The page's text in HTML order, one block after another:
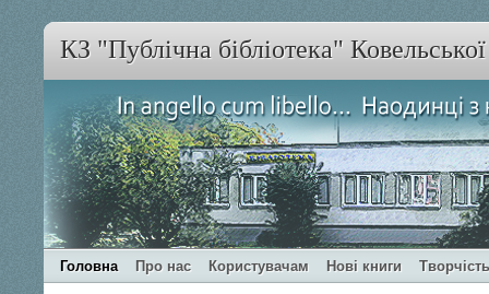
КЗ "Публічна бібліотека"
Головна Про нас Користувачам Нові книги